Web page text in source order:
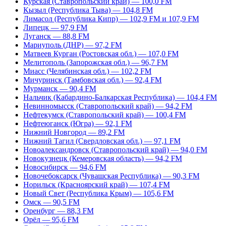
Кызыл (Республика Тыва) — 104,8 FM
Лимасол (Республика Кипр) — 102,9 FM и 107,9 FM
Липецк — 97,9 FM
Луганск — 88,8 FM
Мариуполь (ДНР) — 97,2 FM
Матвеев Курган (Ростовская обл.) — 107,0 FM
Мелитополь (Запорожская обл.) — 96,7 FM
Миасс (Челябинская обл.) — 102,2 FM
Мичуринск (Тамбовская обл.) — 92,4 FM
Мурманск — 90,4 FM
Нальчик (Кабардино-Балкарская Республика) — 104,4 FM
Невинномысск (Ставропольский край) — 94,2 FM
Нефтекумск (Ставропольский край) — 100,4 FM
Нефтеюганск (Югра) — 92,1 FM
Нижний Новгород — 89,2 FM
Нижний Тагил (Свердловская обл.) — 97,1 FM
Новоалександровск (Ставропольский край) — 94,0 FM
Новокузнецк (Кемеровская область) — 94,2 FM
Новосибирск — 94,6 FM
Новочебоксарск (Чувашская Республика) — 90,3 FM
Норильск (Красноярский край) — 107,4 FM
Новый Свет (Республика Крым) — 105,6 FM
Омск — 90,5 FM
Оренбург — 88,3 FM
Орёл — 95,6 FM